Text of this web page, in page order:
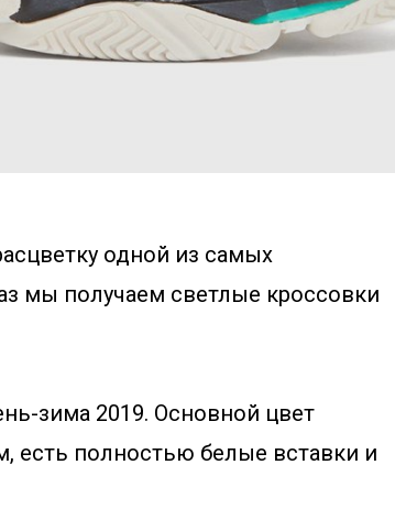
одной из самых
мы получаем светлые кроссовки
зима 2019. Основной цвет
полностью белые вставки и